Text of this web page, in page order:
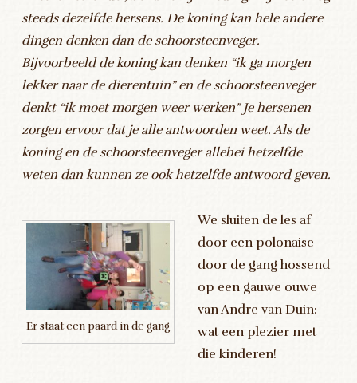
steeds dezelfde hersens. De koning kan hele andere
dingen denken dan de schoorsteenveger.
Bijvoorbeeld de koning kan denken “ik ga morgen
lekker naar de dierentuin” en de schoorsteenveger
denkt “ik moet morgen weer werken” Je hersenen
zorgen ervoor dat je alle antwoorden weet. Als de
koning en de schoorsteenveger allebei hetzelfde
weten dan kunnen ze ook hetzelfde antwoord geven.
Er staat een paard in de gang
We sluiten de les af
door een polonaise
door de gang hossend
op een gauwe ouwe
van Andre van Duin:
wat een plezier met
die kinderen!